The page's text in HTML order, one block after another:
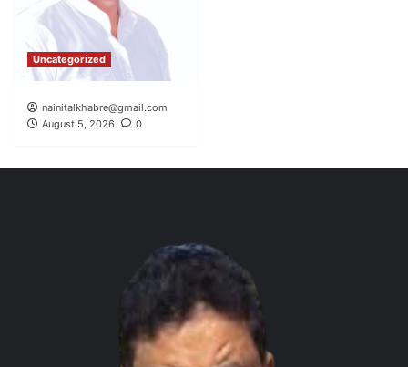
Uncategorized
nainitalkhabre@gmail.com
August 5, 2026
0